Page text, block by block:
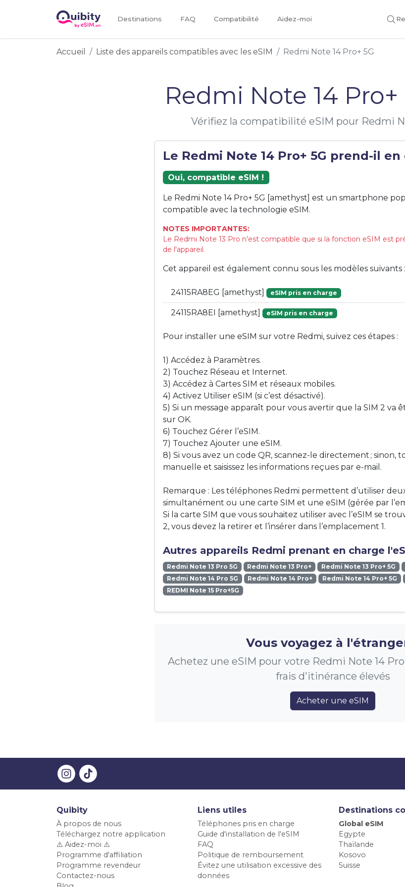
Destinations FAQ Compatibilité Aidez-moi
Accueil Liste des appareils compatibles avec les eSIM Redmi Note 14 Pro+ 5G
Redmi Note 14 Pro+
Vérifiez la compatibilité eSIM pour Redmi
Le Redmi Note 14 Pro+ 5G prend-il en
Oui, compatible eSIM !
Le Redmi Note 14 Pro+ 5G [amethyst] est un smartphone
compatible avec la technologie eSIM.
NOTES IMPORTANTES:
Le Redmi Note 13 Pro n'est compatible que si la fonction eSIM est
de l'appareil.
Cet appareil est également connu sous les modèles suivants :
24115RA8EG [amethyst] eSIM pris en charge
24115RA8EI [amethyst] eSIM pris en charge
Pour installer une eSIM sur votre Redmi, suivez ces étapes :
1) Accédez à Paramètres.
2) Touchez Réseau et Internet.
3) Accédez à Cartes SIM et réseaux mobiles.
4) Activez Utiliser eSIM (si c’est désactivé).
5) Si un message apparaît pour vous avertir que la SIM 2 va
sur OK.
6) Touchez Gérer l’eSIM.
7) Touchez Ajouter une eSIM.
8) Si vous avez un code QR, scannez-le directement ; sinon,
manuelle et saisissez les informations reçues par e-mail.
Remarque : Les téléphones Redmi permettent d’utiliser
simultanément ou une carte SIM et une eSIM (gérée par
Si la carte SIM que vous souhaitez utiliser avec l’eSIM se
2, vous devez la retirer et l’insérer dans l’emplacement 1.
Autres appareils Redmi prenant en charge
Redmi Note 13 Pro 5G Redmi Note 13 Pro+ Redmi Note 13 Pro+ 5G
Redmi Note 14 Pro 5G
Redmi Note 14 Pro+ Redmi Note 14 Pro+ 5G
REDMI Note 15 Pro+5G
Vous voyagez à
Achetez une eSIM pour votre Redmi Note 14
frais d'itinérance élevés
Acheter une eSIM
Quibity
À propos de nous
Téléchargez notre application
⚠️ Aidez-moi ⚠️
Programme d'affiliation
Programme revendeur
Contactez-nous
Liens utiles
Téléphones pris en charge
Guide d'installation de l'eSIM
FAQ
Politique de remboursement
Évitez une utilisation excessive des
données
Destinations
Global eSIM
Egypte
Thaïlande
Kosovo
Suisse